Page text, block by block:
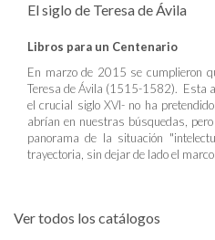
El siglo de Teresa de Ávila
Libros para un Centenario
En marzo de 2015 se cumplieron
Teresa de Ávila (1515-1582). Esta
el crucial siglo XVI- no ha
abrían en nuestras búsquedas,
panorama de la situación
trayectoria, sin dejar de lado el
Ver todos los catálogos